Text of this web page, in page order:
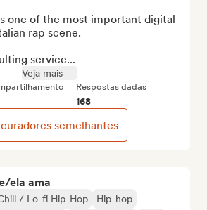
ela ama
/ Lo-fi Hip-Hop
Hip-hop
one of the most important digital
rap scene.
service...
Veja mais
Respostas dadas
168
semelhantes